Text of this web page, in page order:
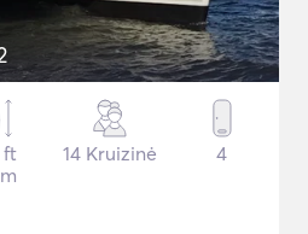
ft
14 Kruizinė 4